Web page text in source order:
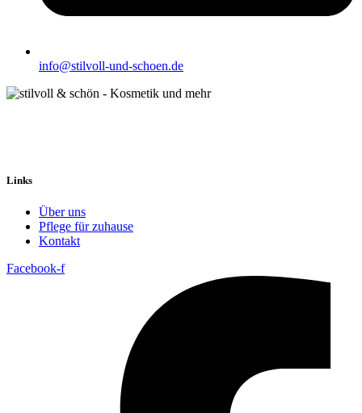
info@stilvoll-und-schoen.de
Links
Über uns
Pflege für zuhause
Kontakt
Facebook-f